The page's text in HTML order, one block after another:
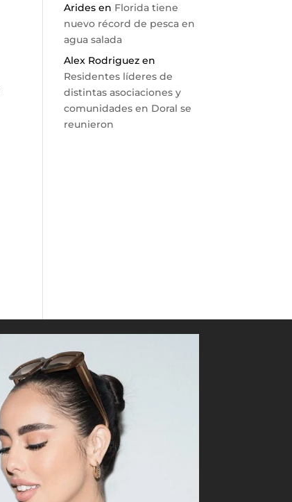
Arides en Florida tiene
nuevo récord de pesca en
agua salada
Alex Rodriguez en
Residentes líderes de
distintas asociaciones y
comunidades en Doral se
reunieron